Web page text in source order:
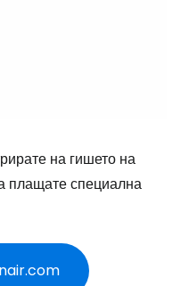
на гишето на
плащате специална